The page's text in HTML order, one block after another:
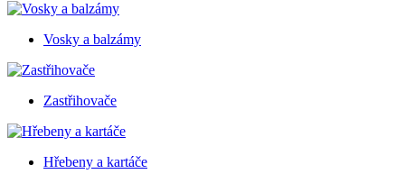
Vosky a balzámy
Zastřihovače
Hřebeny a kartáče